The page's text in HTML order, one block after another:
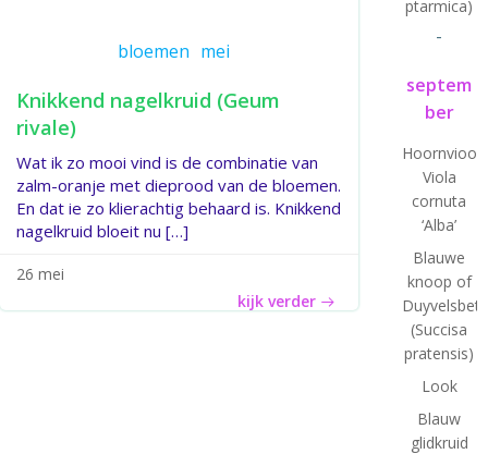
bloemen mei
Knikkend nagelkruid (Geum
rivale)
Wat ik zo mooi vind is de combinatie van
zalm-oranje met dieprood van de bloemen.
En dat ie zo klierachtig behaard is. Knikkend
nagelkruid bloeit nu […]
26 mei
kijk verder
ptarmica)
-
septem
ber
Viola
cornuta
‘Alba’
Blauwe
knoop of
Duyvelsbete
(Succisa
pratensis)
Look
Blauw
glidkruid